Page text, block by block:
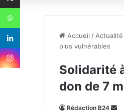
Accueil / Actualité
plus vulnérables
Solidarité
don de 7
Rédaction B24